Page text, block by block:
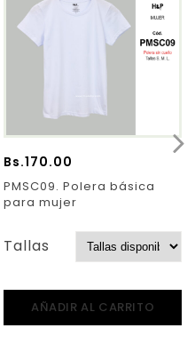
Bs.170.00
PMSC09. Polera básica
para mujer
Tallas
AÑADIR AL CARRITO